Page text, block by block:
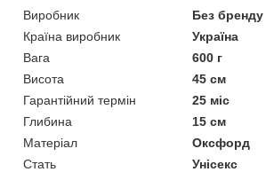
Виробник
Без бренду
Країна виробник
Україна
Вага
600 г
Висота
45 см
Гарантійний термін
25 міс
Глибина
15 см
Матеріал
Оксфорд
Стать
Унісекс